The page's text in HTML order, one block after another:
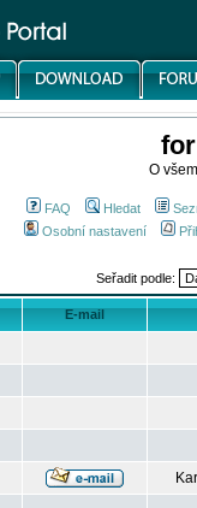
O
FAQ Hledat
Osobní nastavení
Seřadit podle:
E-mail